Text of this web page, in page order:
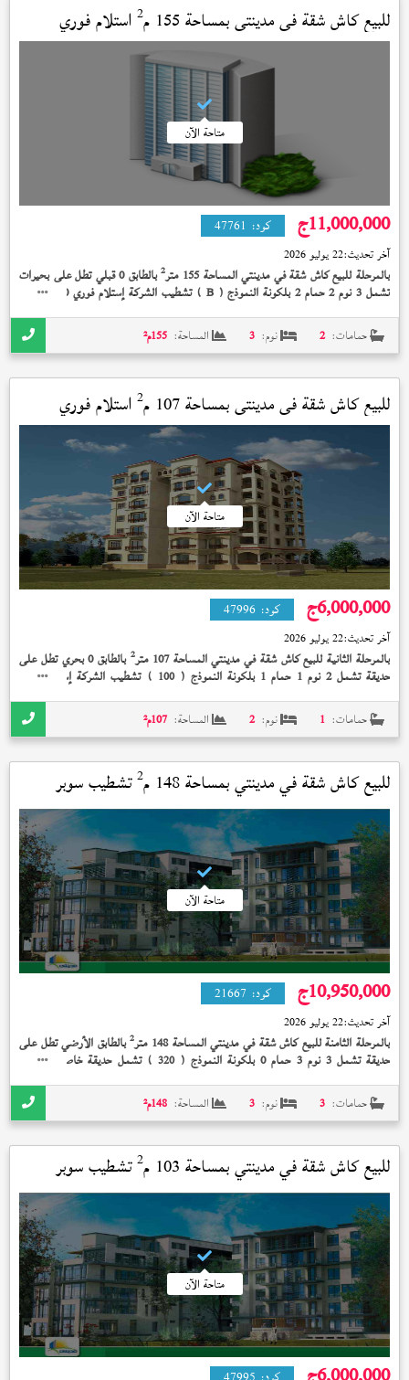
للبيع كاش شقة فيمدينتيبمساحة 155 م 2 استلام فوري
متاحة الآن
11,000,000ج كود: 47761
آخر تحديث:22 يوليو 2026
بالمرحلة للبيع كاش شقة في مدينتي المساحة 155 متر 2 بالطابق 0 قبلي تطل على بحيرات
تشمل 3 نوم 2 حمام 2 بلكونة النموذج ( B ) تشطيب الشركة إستلام فوري 11,000,000
حمامات: 2 نوم: 3 المساحة: 155م²
للبيع كاش شقة فيمدينتيبمساحة 107 م 2 استلام فوري
متاحة الآن
6,000,000ج كود: 47996
آخر تحديث:22 يوليو 2026
بالمرحلة الثانية للبيع كاش شقة في مدينتي المساحة 107 متر 2 بالطابق 0 بحري تطل على
حديقة تشمل 2 نوم 1 حمام 1 بلكونة النموذج ( 100 ) تشطيب الشركة إستلام فوري
حمامات: 1 نوم: 2 المساحة: 107م²
للبيع كاش شقة فيمدينتيبمساحة 148 م 2تشطيب سوبر
لوكس
متاحة الآن
10,950,000ج كود: 21667
آخر تحديث:22 يوليو 2026
بالمرحلة الثامنة للبيع كاش شقة في مدينتي المساحة 148 متر 2بالطابق الأرضي تطل على
حديقة تشمل 3 نوم 3 حمام 0 بلكونة النموذج ( 320 ) تشمل حديقة خاصة 80 متر 2
حمامات: 3 نوم: 3 المساحة: 148م²
للبيع كاش شقة فيمدينتيبمساحة 103 م 2تشطيب سوبر
لوكس استلام فوري
متاحة الآن